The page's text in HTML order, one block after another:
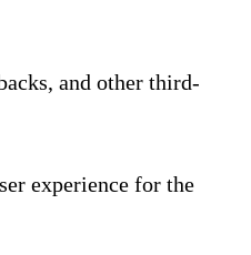
and other third-
experience for the